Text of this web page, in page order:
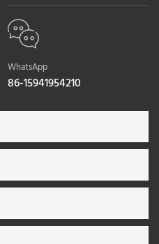
WhatsApp
86-15941954210